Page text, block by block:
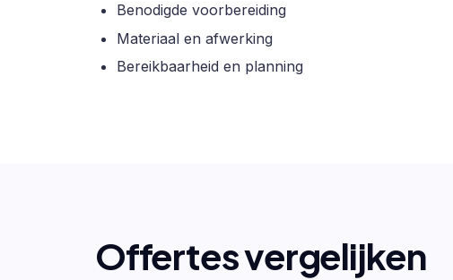
Benodigde voorbereiding
Materiaal en afwerking
Bereikbaarheid en planning
Offertes vergelijken